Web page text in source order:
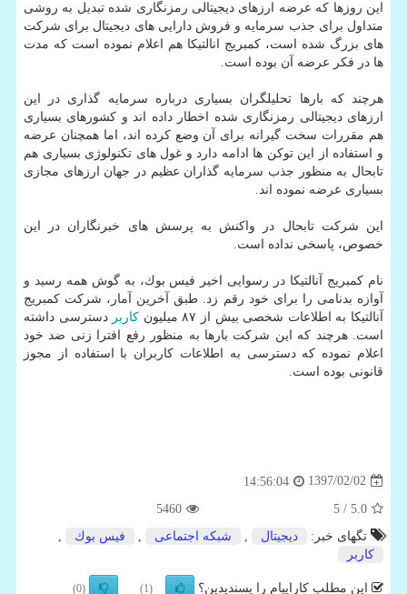
این روزها كه عرضه ارزهای دیجیتالی رمزنگاری شده تبدیل به روشی
متداول برای جذب سرمایه و فروش دارایی های دیجیتال برای شركت
های بزرگ شده است، كمبریج انالتیكا هم اعلام نموده است كه مدت
ها در فكر عرضه آن بوده است.
هرچند كه بارها تحلیلگران بسیاری درباره سرمایه گذاری در این
ارزهای دیجیتالی رمزنگاری شده اخطار داده اند و كشورهای بسیاری
هم مقررات سخت گیرانه برای آن وضع كرده اند، اما همچنان عرضه
و استفاده از این توكن ها ادامه دارد و غول های تكنولوژی بسیاری هم
تابحال به منظور جذب سرمایه گذاران عظیم در جهان ارزهای مجازی
بسیاری عرضه نموده اند.
این شركت تابحال در واكنش به پرسش های خبرنگاران در این
خصوص، پاسخی نداده است.
نام كمبریج آنالتیكا در رسوایی اخیر فیس بوك، به گوش همه رسید و
آوازه بدنامی را برای خود رقم زد. طبق آخرین آمار، شركت كمبریج
آنالتیكا به اطلاعات شخصی بیش از ۸۷ میلیون
كاربر دسترسی داشته
است. هرچند كه این شركت بارها به منظور رفع افترا زنی ضد خود
اعلام نموده كه دسترسی به اطلاعات كاربران با استفاده از مجوز
قانونی بوده است.
1397/02/02
14:56:04
5.0
/ 5
5460
تگهای خبر:
دیجیتال شبكه اجتماعی فیس بوك
كاربر
این مطلب کاراپیام را پسندیدین؟ (1)
(0)